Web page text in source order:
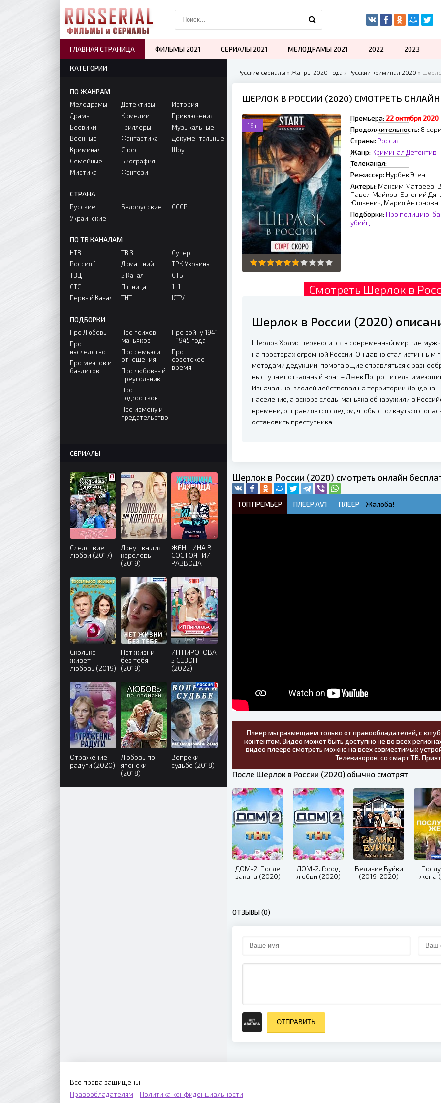
Русские сериалы » Жанры 2020 года » Русский криминал 2020 »
ШЕРЛОК В РОССИИ (2020) СМОТРЕТЬ ОНЛАЙН
16+
Премьера: 22 октября 2020
Продолжительность: 8
Страны: Россия
Жанр: Криминал Детектив
Телеканал:
Режиссер: Нурбек Эген
Актеры: Максим Матвеев,
Павел Майков, Евгений
Юшкевич, Мария
Подборки: Про полицию,
убийц
Смотреть Шерлок в
Шерлок в России (2020)
Шерлок Холмс переносится в современный мир, где
на просторах огромной России. Он давно стал
методами дедукции, помогающие справляться с
выступает отчаянный враг – Джек Потрошитель,
Изначально, злодей действовал на территории
население, а вскоре следы маньяка обнаружили в
времени, отправляется следом, чтобы столкнуться с
остановить преступника.
Шерлок в России (2020) смотреть онлайн
ТОП ПРЕМЬЕР ПЛЕЕР AV1 ПЛЕЕР Жалоба!
Плеер мы размещаем только от правообладателей, с
контентом. Видео может быть доступно не во всех
видео плеере смотреть можно на всех совместимых
Телевизоров, со смарт ТВ.
После Шерлок в России (2020) обычно смотрят:
ДОМ-2. После
заката (2020)
ДОМ-2. Город
любви (2020)
Великие Вуйки
(2019-2020)
жена
ОТЗЫВЫ (0)
ОТПРАВИТЬ
КАТЕГОРИИ
ПО ЖАНРАМ
Мелодрамы
Драмы
Боевики
Военные
Криминал
Семейные
Мистика
Детективы
Комедии
Триллеры
Фантастика
Спорт
Биография
Фэнтези
История
Приключения
Музыкальные
Документальные
Шоу
СТРАНА
Русские
Украинские
Белорусские СССР
ПО ТВ КАНАЛАМ
НТВ
Россия 1
ТВЦ
СТС
Первый Канал
ТВ 3
Домашний
5 Канал
Пятница
ТНТ
Супер
ТРК Украина
СТБ
1+1
ICTV
ПОДБОРКИ
Про Любовь
Про
наследство
Про ментов и
бандитов
Про психов,
маньяков
Про семью и
отношения
Про любовный
треугольник
Про
подростков
Про измену и
предательство
Про войну 1941
- 1945 года
Про
советское
время
СЕРИАЛЫ
Следствие
любви (2017)
Ловушка для
королевы
(2019)
ЖЕНЩИНА В
СОСТОЯНИИ
РАЗВОДА
Сколько
живет
любовь (2019)
Нет жизни
без тебя
(2019)
ИП ПИРОГОВА
5 СЕЗОН
(2022)
Отражение
радуги (2020)
Любовь по-
японски
(2018)
Вопреки
судьбе (2018)
ГЛАВНАЯ СТРАНИЦА ФИЛЬМЫ 2021 СЕРИАЛЫ 2021 МЕЛОДРАМЫ 2021 2022 2023
Все права защищены.
Правообладателям
Политика конфиденциальности